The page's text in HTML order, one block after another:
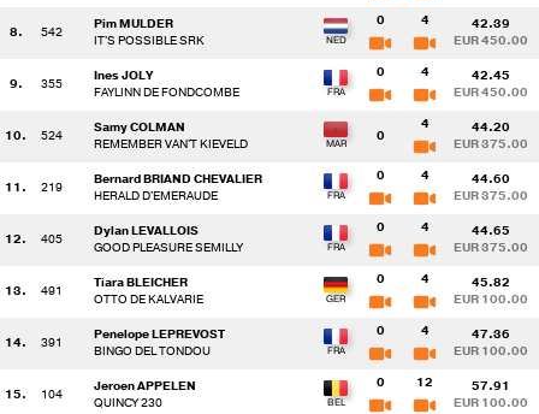
8. 542
Pim MULDER
IT'S POSSIBLE SRK
0 4 42.39
EUR 450.00
9. 355
Ines JOLY
FAYLINN DE FONDCOMBE
0 4 42.45
EUR 450.00
10. 524
Samy COLMAN
REMEMBER VAN'T KIEVELD
0
4 44.20
EUR 375.00
11. 219
Bernard BRIAND CHEVALIER
HERALD D'EMERAUDE
0 4 44.60
EUR 375.00
12. 405
Dylan LEVALLOIS
GOOD PLEASURE SEMILLY
0 4 44.65
EUR 375.00
13. 491
Tiara BLEICHER
OTTO DE KALVARIE
0 4 45.82
EUR 100.00
14. 391
Penelope LEPREVOST
BINGO DEL TONDOU
0 4 47.36
EUR 100.00
15. 104
Jeroen APPELEN
QUINCY 230
0 12 57.91
EUR 100.00